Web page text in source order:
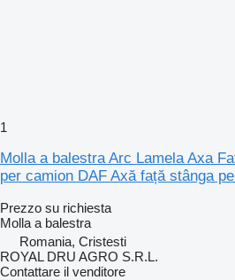
1
Molla a balestra Arc Lamela Axa
per camion DAF Axă față stânga
Prezzo su richiesta
Molla a balestra
Romania, Cristesti
ROYAL DRU AGRO S.R.L.
Contattare il venditore